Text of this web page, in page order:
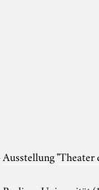
Ausstellung